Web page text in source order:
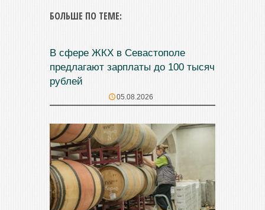
БОЛЬШЕ ПО ТЕМЕ:
В сфере ЖКХ в Севастополе
предлагают зарплаты до 100 тысяч
рублей
05.08.2026